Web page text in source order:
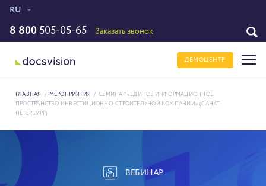
RU
8 800 505-05-65 Заказать звонок
ДЕМОЦЕНТР
ГЛАВНАЯ / МЕРОПРИЯТИЯ / СЕМИНАР «ЕДИНОЕ ИНФОРМАЦИОННОЕ
ПРОСТРАНСТВО ИНВЕСТИЦИОННО-СТРОИТЕЛЬНОЙ КОМПАНИИ» (САНКТ-
ПЕТЕРБУРГ)
ВЕБИНАР